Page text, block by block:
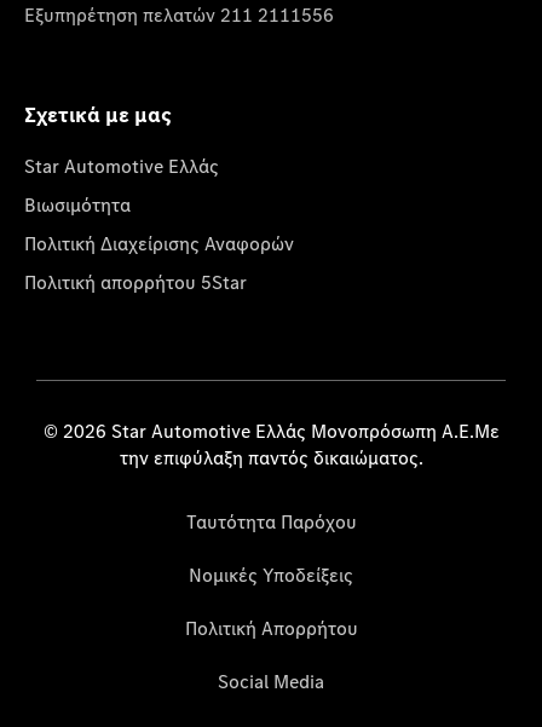
Εξυπηρέτηση πελατών 211 2111556
Σχετικά με μας
Star Automotive Ελλάς
Βιωσιμότητα
Πολιτική Διαχείρισης Αναφορών
Πολιτική απορρήτου 5Star
© 2026 Star Automotive Ελλάς Μονοπρόσωπη Α.Ε.Με
την επιφύλαξη παντός δικαιώματος.
Ταυτότητα Παρόχου
Νομικές Υποδείξεις
Πολιτική Απορρήτου
Social Media